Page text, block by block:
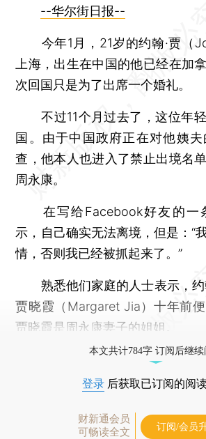
--华尔街日报--
今年1月，21岁的约翰·贾（
上海，出生在中国的他已经在加
次回国只是为了出席一个婚礼。
不过11个月过去了，这位年轻
国。由于中国政府正在对他姨
查，他本人也进入了禁止出境名
周永康。
在写给Facebook好友的一
示，自己确实无法离境，但是：“
情，否则我已经被抓起来了。”
熟悉他们家庭的人士表示，约
贾晓霞（Margaret Jia）十年前便
贾晓霞是周永康妻子的姐姐。
本文共计784字 订阅后继续
登录 后获取已订阅的阅
财新通会员
可畅读全文
订阅/会员